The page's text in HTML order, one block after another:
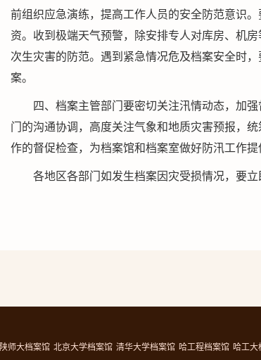
前组织应急演练，提高工作人员的安全防范意识
资。收到极端天气预警，除安排专人对库房、机
次生灾害的防范。遇到紧急情况危及档案安全时
案。
四、档案主管部门要密切关注汛情动态，加
门的沟通协调，高度关注气象和地质灾害预报，
作的督促检查，为档案馆和档案室做好防汛工作提
各地区各部门如发生档案因灾受损情况，要
陕师大档案馆 北京大学档案馆 清华大学档案馆 哈工程档案馆 哈工大